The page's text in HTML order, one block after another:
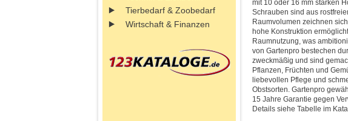
Tierbedarf & Zoobedarf
Wirtschaft & Finanzen
mit 10 oder 16 mm starken
Schrauben sind aus
Raumvolumen zeichnen
hohe Konstruktion
Raumnutzung, was
von Gartenpro bestechen
zweckmäßig und sind
Pflanzen, Früchten und
liebevollen Pflege und
Obstsorten. Gartenpro
15 Jahre Garantie gegen
Details siehe Tabelle im